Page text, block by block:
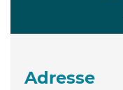
Adresse